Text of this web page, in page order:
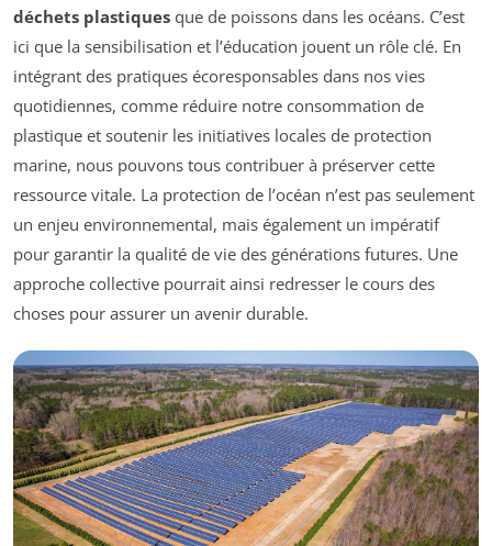
déchets plastiques que de poissons dans les océans. C’est
ici que la sensibilisation et l’éducation jouent un rôle clé. En
intégrant des pratiques écoresponsables dans nos vies
quotidiennes, comme réduire notre consommation de
plastique et soutenir les initiatives locales de protection
marine, nous pouvons tous contribuer à préserver cette
ressource vitale. La protection de l’océan n’est pas seulement
un enjeu environnemental, mais également un impératif
pour garantir la qualité de vie des générations futures. Une
approche collective pourrait ainsi redresser le cours des
choses pour assurer un avenir durable.